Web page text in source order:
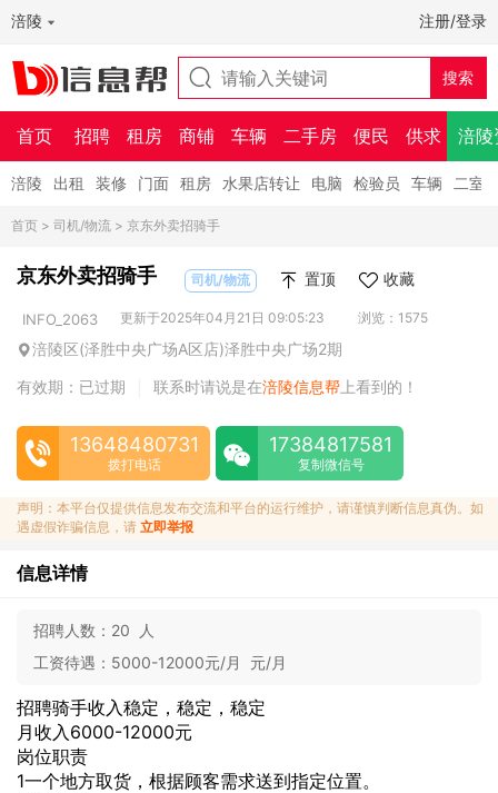
涪陵 注册/登录
首页 招聘 租房 商铺 车辆 二手房 便民 供求 涪陵
涪陵 出租 装修 门面 租房 水果店转让 电脑 检验员 车辆 二室
首页 > 司机/物流 > 京东外卖招骑手
京东外卖招骑手 司机/物流 置顶 收藏
INFO_2063 更新于2025年04月21日 09:05:23 浏览：1575
涪陵区(泽胜中央广场A区店)泽胜中央广场2期
有效期：已过期
联系时请说是在涪陵信息帮 上看到的！
13648480731
拨打电话
17384817581
复制微信号
声明：本平台仅提供信息发布交流和平台的运行维护，请谨慎判断信息真伪。如
遇虚假诈骗信息，请 立即举报
信息详情
招聘人数： 20 人
工资待遇： 5000-12000元/月 元/月
招聘骑手收入稳定，稳定，稳定
月收入6000-12000元
岗位职责
1一个地方取货，根据顾客需求送到指定位置。